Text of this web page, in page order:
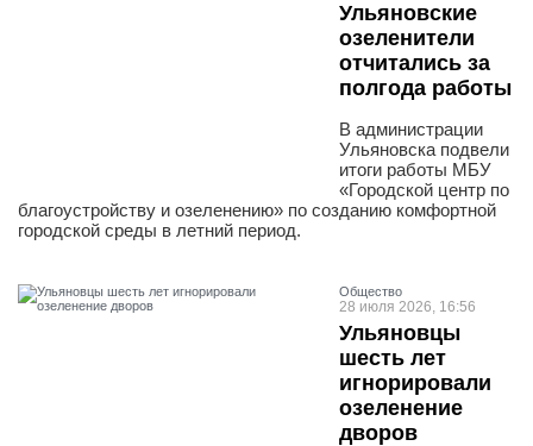
Ульяновские
озеленители
отчитались за
полгода работы
В администрации
Ульяновска подвели
итоги работы МБУ
«Городской центр по
благоустройству и озеленению» по созданию комфортной
городской среды в летний период.
Общество
28 июля 2026, 16:56
Ульяновцы
шесть лет
игнорировали
озеленение
дворов